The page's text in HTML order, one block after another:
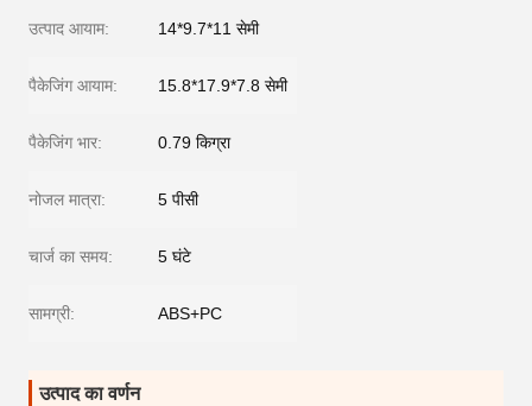
उत्पाद आयाम: 14*9.7*11 सेमी
पैकेजिंग आयाम: 15.8*17.9*7.8 सेमी
पैकेजिंग भार: 0.79 किग्रा
नोजल मात्रा: 5 पीसी
चार्ज का समय: 5 घंटे
सामग्री: ABS+PC
उत्पाद का वर्णन